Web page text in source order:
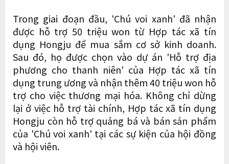
Trong giai đoạn đầu, 'Chú voi xanh' đã nhận
được hỗ trợ 50 triệu won từ Hợp tác xã tín
dụng Hongju để mua sắm cơ sở kinh doanh.
Sau đó, họ được chọn vào dự án 'Hỗ trợ địa
phương cho thanh niên' của Hợp tác xã tín
dụng trung ương và nhận thêm 40 triệu won hỗ
trợ cho việc thương mại hóa. Không chỉ dừng
lại ở việc hỗ trợ tài chính, Hợp tác xã tín dụng
Hongju còn hỗ trợ quảng bá và bán sản phẩm
của 'Chú voi xanh' tại các sự kiện của hội đồng
và hội viên.